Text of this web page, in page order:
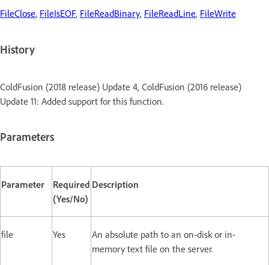
FileClose, FileIsEOF, FileReadBinary, FileReadLine, FileWrite
History
ColdFusion (2018 release) Update 4, ColdFusion (2016 release)
Update 11: Added support for this function.
Parameters
Parameter
Required
(Yes/No)
Description
file Yes
An absolute path to an on-disk or in-
memory text file on the server.